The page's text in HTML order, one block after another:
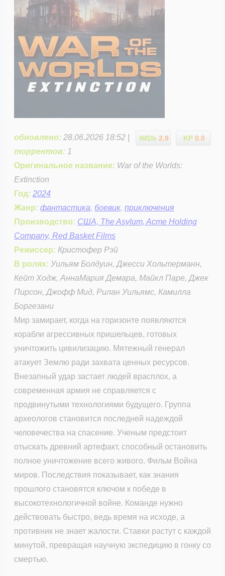
KP 0.0
IMDb 2.9
обновлено: 28.06.2026 18:52 |
торрентов: 1
Оригинальное название: War of the Worlds:
Extinction
Год: 2024
Жанр: фантастика, боевик, приключения
Производство: США, The Asylum, Acme Holding
Company, Red Basket Films
Режиссер: Кристофер Рэй
В ролях: Уильям Болдуин, Джесси Хольтерманн,
Кейт Ходж, АннаМария Демара, Майкл Паре, Джек
Пирсон, Джофф Мид, Рилан Уильямс, Камилла
Боргезани
Мир замирает, когда на горизонте появляются
корабли агрессивных пришельцев, готовых
уничтожить цивилизацию. Мятежный генерал
атакует Землю ради захвата ценных ресурсов.
Внезапный удар застает людей врасплох, а
современная армия не справляется с
продвинутыми технологиями будущего. Группа
археологов становится последней надеждой
человечества на спасение. Ученым предстоит
отыскать древний артефакт, способный остановить
полное уничтожение всего живого. Фильм Война
миров. Последствия показывает, как знания
прошлого становятся ключом к победе в
высокотехнологичной войне. Команде нужно
действовать быстро, ведь время на исходе, а
противник не знает жалости. Ставки растут с каждой
минутой, превращая научную экспедицию в гонку со
смертью.